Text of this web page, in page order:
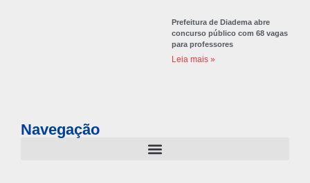
Prefeitura de Diadema abre
concurso público com 68 vagas
para professores
Leia mais »
Navegação